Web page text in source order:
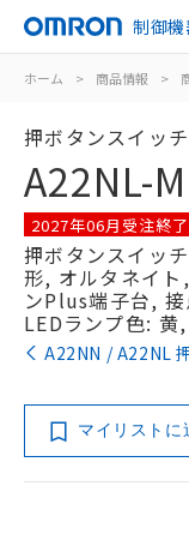
制御機
ホーム > 商品情報 >
押ボタンスイッチ
A22NL-
2027年06月受注終
押ボタンスイッ
形, オルタネイ
ンPlus端子台,
LEDランプ色: 黄
A22NN / A22NL
マイリストに